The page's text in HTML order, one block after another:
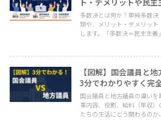
多数決とは何か？単純多数
類や、メリット・デメリッ
します。「多数決＝民主主
【図解】国会議員と
3分でわかりやすく完
国会議員と地方議員の違い
事内容、役割、給料（年収
たちの生活にどう関わるのか